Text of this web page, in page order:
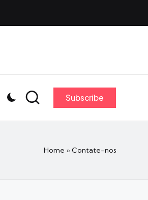
Subscribe
Home » Contate-nos